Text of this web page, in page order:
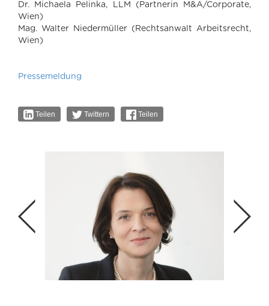
Dr. Michaela Pelinka, LLM (Partnerin M&A/Corporate,
Wien)
Mag. Walter Niedermüller (Rechtsanwalt Arbeitsrecht,
Wien)
Pressemeldung
Teilen Twittern Teilen